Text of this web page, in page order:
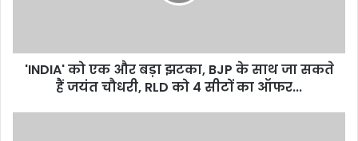
'INDIA' को एक और बड़ा झटका, BJP के साथ जा सकते
हैं जयंत चौधरी, RLD को 4 सीटों का ऑफर...